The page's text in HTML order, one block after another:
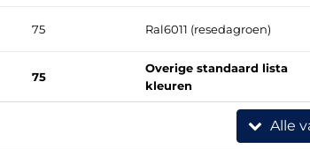
75 Ral6011 (resedagroen)
75
Overige standaard lista
kleuren
Alle